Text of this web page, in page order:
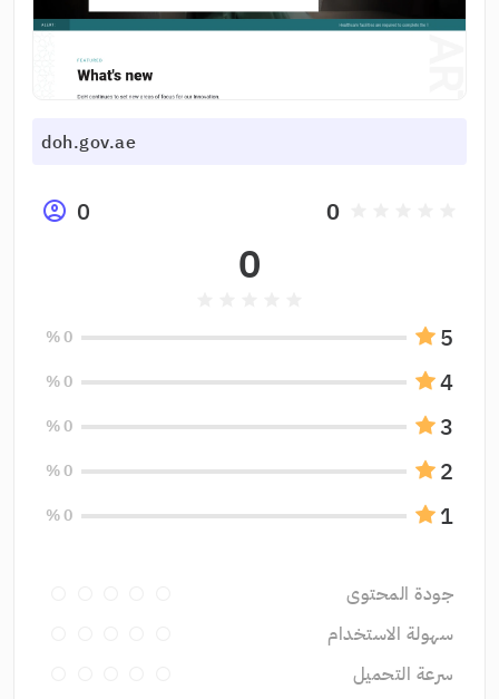
doh.gov.ae
0
0
0
5
0 %
4
0 %
3
0 %
2
0 %
1
0 %
جودة المحتوى
سهولة الاستخدام
سرعة التحميل